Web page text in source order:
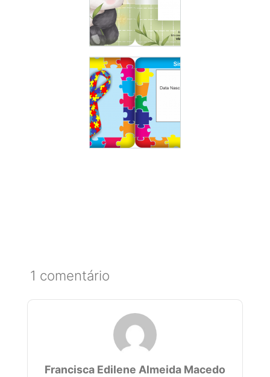
1 comentário
Francisca Edilene Almeida Macedo